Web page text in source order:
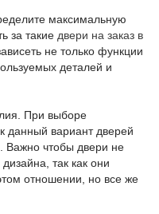
максимальную
за такие двери на заказ в
не только функции
деталей и
При выборе
данный вариант дверей
Важно чтобы двери не
так как они
отношении, но все же